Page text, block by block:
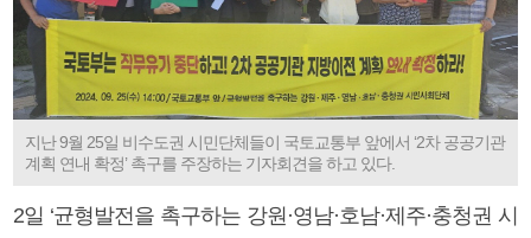
지난 9월 25일 비수도권 시민단체들이 국토교통부 앞에서 ‘2차 공공기관
계획 연내 확정’ 촉구를 주장하는 기자회견을 하고 있다.
2일 ‘균형발전을 촉구하는 강원·영남·호남·제주·충청권 시